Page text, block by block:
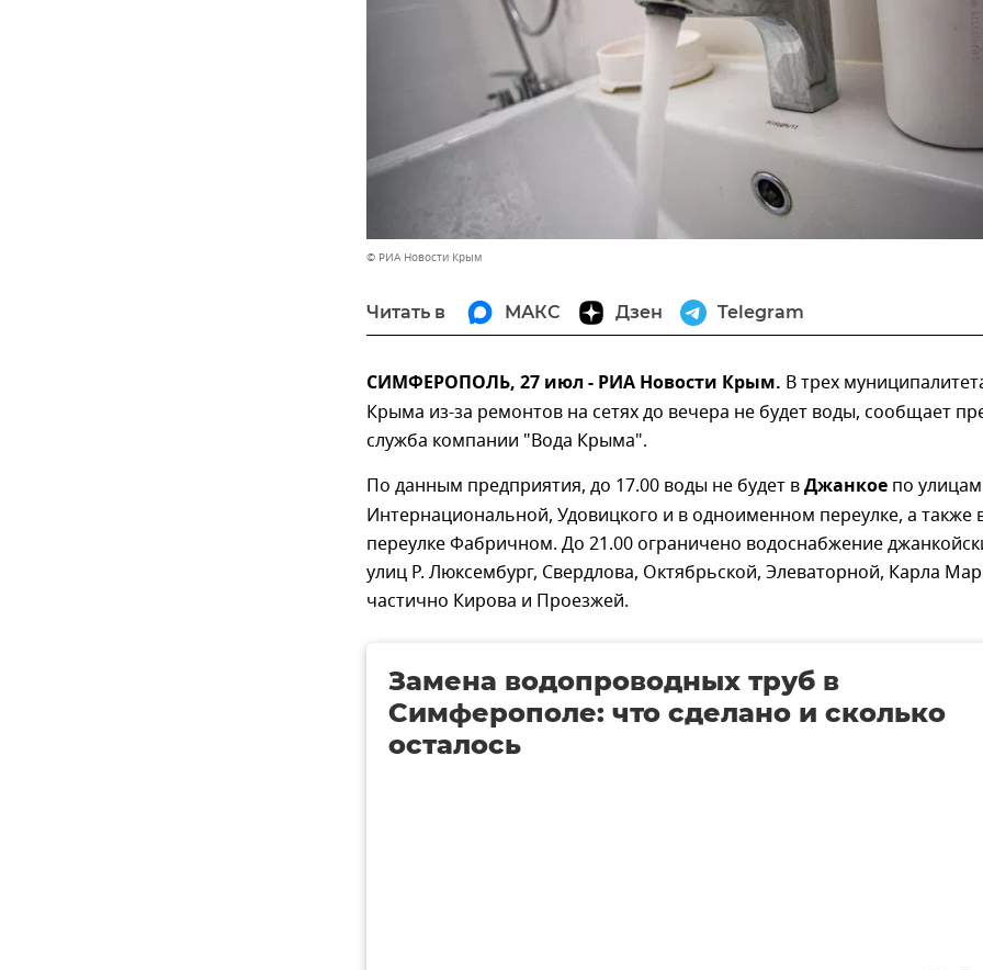
© РИА Новости Крым
Читать в МАКС Дзен Telegram
СИМФЕРОПОЛЬ, 27 июл - РИА Новости Крым. В трех
Крыма из-за ремонтов на сетях до вечера не будет воды, сообщает
служба компании "Вода Крыма".
По данным предприятия, до 17.00 воды не будет вДжанкое по улицам
Интернациональной, Удовицкого и в одноименном переулке, а также
переулке Фабричном. До 21.00 ограничено водоснабжение
улиц Р. Люксембург, Свердлова, Октябрьской, Элеваторной, Карла
частично Кирова и Проезжей.
Замена водопроводных труб в
Симферополе: что сделано и сколько
осталось